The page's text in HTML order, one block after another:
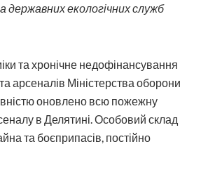
державних екологічних служб
та хронічне недофінансування
арсеналів Міністерства оборони
оновлено всю пожежну
в Делятині. Особовий склад
та боєприпасів, постійно